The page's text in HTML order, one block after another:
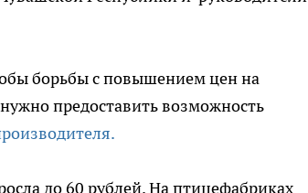
борьбы с повышением цен на
предоставить возможность
до 60 рублей. На птицефабриках